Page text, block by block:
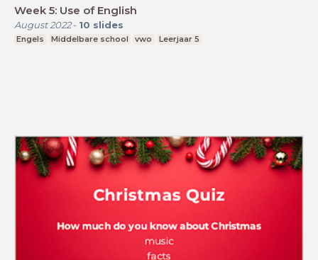
Week 5: Use of English
August 2022- 10 slides
Engels Middelbare school vwo Leerjaar 5